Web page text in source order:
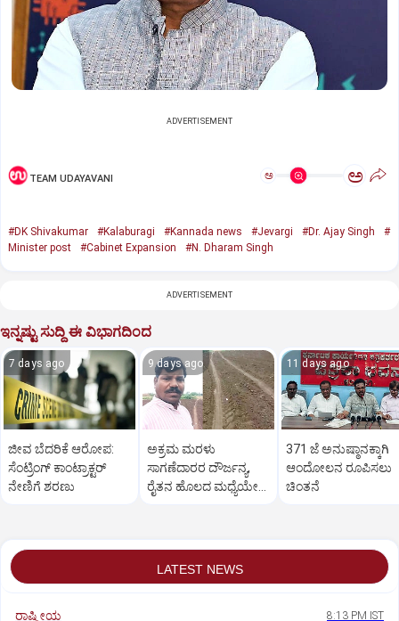
ADVERTISEMENT
TEAM UDAYAVANI ಅ ಅ
#DK Shivakumar #Kalaburagi #Kannada news #Jevargi #Dr. Ajay Singh
#
Minister post
#Cabinet Expansion #N. Dharam Singh
ADVERTISEMENT
ಇನ್ನಷ್ಟು ಸುದ್ದಿ ಈ ವಿಭಾಗದಿಂದ
7 days ago
ಜೀವ ಬೆದರಿಕೆ ಆರೋಪ:
ಸೆಂಟ್ರಿಂಗ್ ಕಾಂಟ್ರಾಕ್ಟರ್
ನೇಣಿಗೆ ಶರಣು
9 days ago
ಅಕ್ರಮ ಮರಳು
ಸಾಗಣೆದಾರರ ದೌರ್ಜನ್ಯ,
ರೈತನ ಹೊಲದ ಮಧ್ಯೆಯೇ
11 days ago
371 ಜೆ ಅನುಷ್ಠಾನಕ್ಕಾಗಿ
ಆಂದೋಲನ ರೂಪಿಸಲು
ಚಿಂತನೆ
LATEST NEWS
ರಾಷ್ಟ್ರೀಯ 8:13 PM IST